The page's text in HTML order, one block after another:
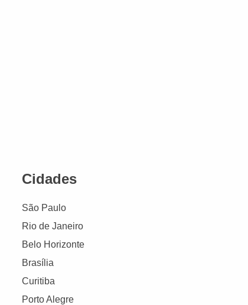
Cidades
São Paulo
Rio de Janeiro
Belo Horizonte
Brasília
Curitiba
Porto Alegre